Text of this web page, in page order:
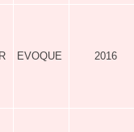
EVOQUE 2016